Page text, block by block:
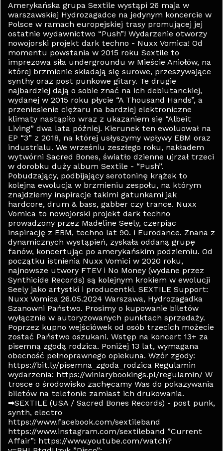
Amerykańska grupa Sextile wystąpi 26 maja w
warszawskiej Hydrozagadce na jedynym koncercie w
Polsce w ramach europejskiej trasy promującej jej
ostatnie wydawnictwo “Push”! Wydarzenie otworzy
nowojorski projekt dark techno - Nuxx Vomica! Od
momentu powstania w 2015 roku Sextile to
imprezowa siła undergroundu w Mieście Aniołów, na
której brzmienie składają się surowe, przeszywające
synthy oraz post punkowe gitary. Te drugie
najbardziej dają o sobie znać na ich debiutanckiej,
wydanej w 2015 roku płycie “A Thousand Hands”, a
przeniesienie ciężaru na bardziej elektroniczne
klimaty nastąpiło wraz z ukazaniem się “Albeit
Living” dwa lata później. Kierunek ten ewoluował na
EP “3” z 2018, na której usłyszymy wpływy EBM oraz
industrialu. We wrześniu zeszłego roku, nakładem
wytwórni Sacred Bones, światło dzienne ujrzał trzeci
w dorobku duży album Sextile - “Push”.
Pobudzający, podbijający serotoninę krążek to
kolejna ewolucja w brzmieniu zespołu, na którym
znajdziemy inspiracje takimi gatunkami jak
hardcore, drum & bass, gabber czy trance. Nuxx
Vomica to nowojorski projekt dark techno
prowadzony przez Madeline Seely, czerpiąc
inspirację z EBM, techno lat 90. i Eurodance. Znana z
dynamicznych wystąpień, zyskała oddaną grupę
fanów, koncertując po amerykańskim podziemiu. Od
początku istnienia Nuxx Vomici w 2020 roku,
najnowsze utwory FTEV i No Money (wydane przez
Synthicide Records) są kolejnym krokiem w ewolucji
Seely jako artystki i producentki. SEXTILE Support:
Nuxx Vomica 26.05.2024 Warszawa, Hydrozagadka
Szanowni Państwo. Prosimy o kupowanie biletów
wyłącznie w autoryzowanych punktach sprzedaży.
Poprzez kupno wejściówek od osób trzecich możecie
zostać Państwo oszukani. Wstęp na koncert 13+ za
pisemną zgodą rodzica. Poniżej 13 lat, wymagana
obecność pełnoprawnego opiekuna. Wzór zgody:
https://bit.ly/pisemna_zgoda_rodzica Regulamin
wydarzenia: https://winiarybookings.pl/regulamin/ W
trosce o środowisko zachęcamy Was do pokazywania
biletów na telefonie zamiast ich drukowania.
➡SEXTILE (USA / Sacred Bones Records) - post punk,
synth, electro
https://www.facebook.com/sextileband
https://www.instagram.com/sextileband ”Current
Affair”: https://www.youtube.com/watch?